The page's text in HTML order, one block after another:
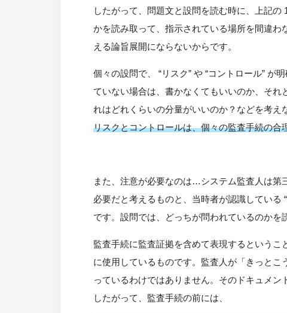
したがって、問題文と設問を読む時に、上記
かを読み取って、指示されている場所を間違
える論旨展開にならないからです。
個々の設問で、 “リスク” や “コントロール”
ていない場合は、書かなくてもいいのか、そ
れはどれくらいの分量がいいのか？などを考え
リスクとコントロールは、個々の監査手続の
また、注意が必要なのは…システム監査人は第
必要だと考えるものと、当時者が認識している
です。設問では、どっちが問われているのかを
監査手続に監査証拠を含めて表現するという
に使用しているものです。監査人が「きっと
っているわけではありません。そのドキュメン
したがって、監査手続の前には、